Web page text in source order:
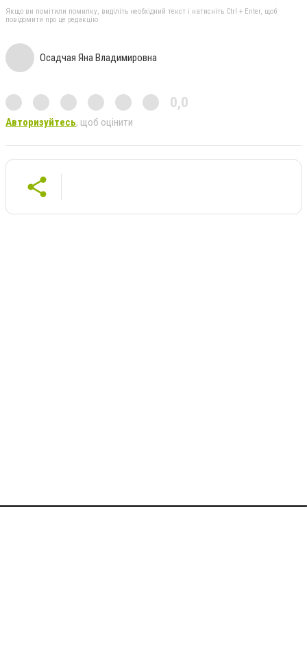
Якщо ви помітили помилку, виділіть необхідний текст і натисніть Ctrl + Enter, щоб
повідомити про це редакцію
Осадчая Яна Владимировна
0,0
Авторизуйтесь, щоб оцінити